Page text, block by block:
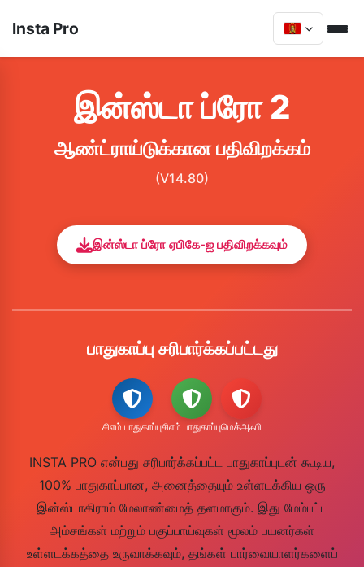
Insta Pro
இன்ஸ்டா ப்ரோ 2
ஆண்ட்ராய்டுக்கான பதிவிறக்கம்
(V14.80)
இன்ஸ்டா ப்ரோ ஏபிகே-ஐ பதிவிறக்கவும்
பாதுகாப்பு சரிபார்க்கப்பட்டது
சிஎம் பாதுகாப்புசிஎம் பாதுகாப்புமெக்அஃபி
INSTA PRO என்பது சரிபார்க்கப்பட்ட பாதுகாப்புடன் கூடிய,
100% பாதுகாப்பான, அனைத்தையும் உள்ளடக்கிய ஒரு
இன்ஸ்டாகிராம் மேலாண்மைத் தளமாகும். இது மேம்பட்ட
அம்சங்கள் மற்றும் பகுப்பாய்வுகள் மூலம் பயனர்கள்
உள்ளடக்கத்தை உருவாக்கவும், தங்கள் பார்வையாளர்களைப்